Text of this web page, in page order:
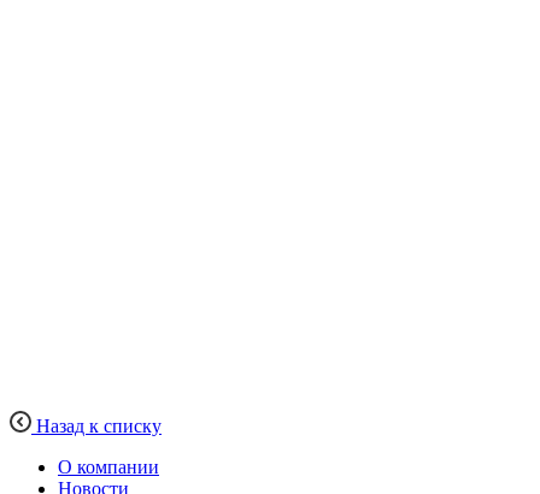
Назад к списку
О компании
Новости